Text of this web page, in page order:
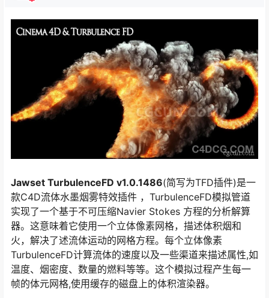
Jawset TurbulenceFD v1.0.1486(简写为TFD插件)是一
款C4D流体水墨烟雾特效插件 ，TurbulenceFD模拟管道
实现了一个基于不可压缩Navier Stokes 方程的分析解算
器。这意味着它使用一个立体像素网格，描述体积烟和
火，解决了述流体运动的网格方程。每个立体像素
TurbulenceFD计算流体的速度以及一些渠道来描述属性,如
温度、烟密度、数量的燃料等等。这个模拟过程产生每一
帧的体元网格,使用缓存的磁盘上的体积渲染器。